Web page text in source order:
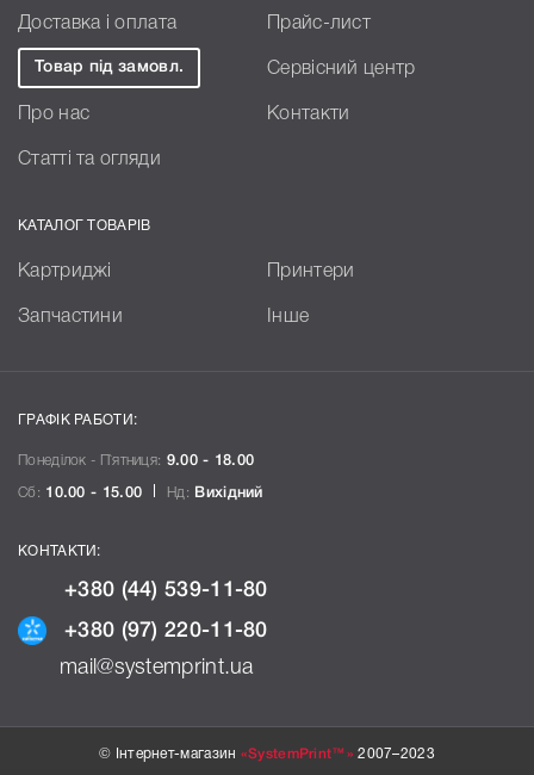
Доставка і оплата Прайс-лист
Товар під замовл. Сервісний центр
Про нас Контакти
Статті та огляди
КАТАЛОГ ТОВАРІВ
Картриджі Принтери
Запчастини Інше
ГРАФІК РАБОТИ:
Понеділок - П`ятниця: 9.00 - 18.00
Сб: 10.00 - 15.00 Нд: Вихідний
КОНТАКТИ:
+380 (44) 539-11-80
+380 (97) 220-11-80
mail@systemprint.ua
© Інтернет-магазин «SystemPrint™» 2007–2023